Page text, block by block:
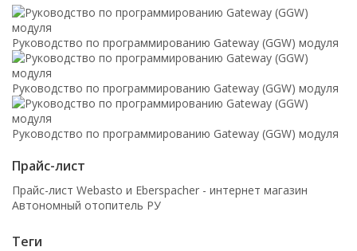
Руководство по программированию Gateway (GGW) модуля
Руководство по программированию Gateway (GGW) модуля
Руководство по программированию Gateway (GGW) модуля
Прайс-лист
Прайс-лист Webasto и Eberspacher - интернет магазин
Автономный отопитель РУ
Теги